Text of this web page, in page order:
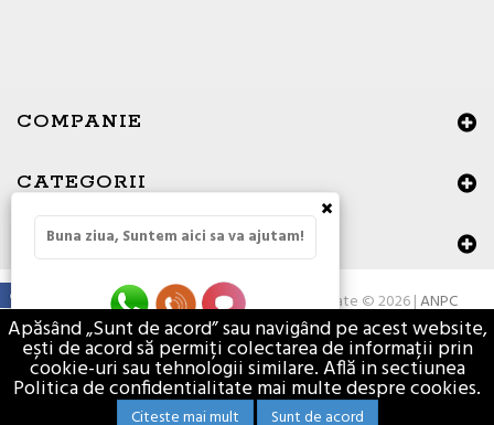
COMPANIE
CATEGORII
DATE DE CONTACT
Toate drepturile rezervate © 2026 |ANPC
Apăsând „Sunt de acord” sau navigând pe acest website,
ești de acord să permiți colectarea de informații prin
cookie-uri sau tehnologii similare. Află in sectiunea
Politica de confidentialitate mai multe despre cookies.
Citeste mai mult Sunt de acord
×
Buna ziua, Suntem aici sa va ajutam!